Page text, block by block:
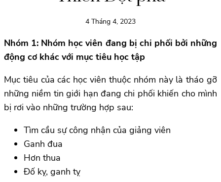
4 Tháng 4, 2023
Nhóm 1: Nhóm học viên đang bị chi phối bởi những
động cơ khác với mục tiêu học tập
Mục tiêu của các học viên thuộc nhóm này là tháo gỡ
những niềm tin giới hạn đang chi phối khiến cho mình
bị rơi vào những trường hợp sau:
Tìm cầu sự công nhận của giảng viên
Ganh đua
Hơn thua
Đố kỵ, ganh tỵ